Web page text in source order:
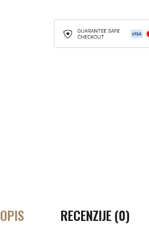
OPIS RECENZIJE (0)